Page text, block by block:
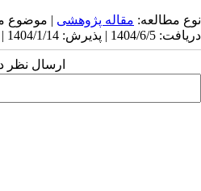
نوع مطالعه: مقاله پژوهشی | موضوع
دریافت: 1404/6/5 | پذیرش: 1404/1/14 | انتشار: 1404/1/14
ارسال نظر